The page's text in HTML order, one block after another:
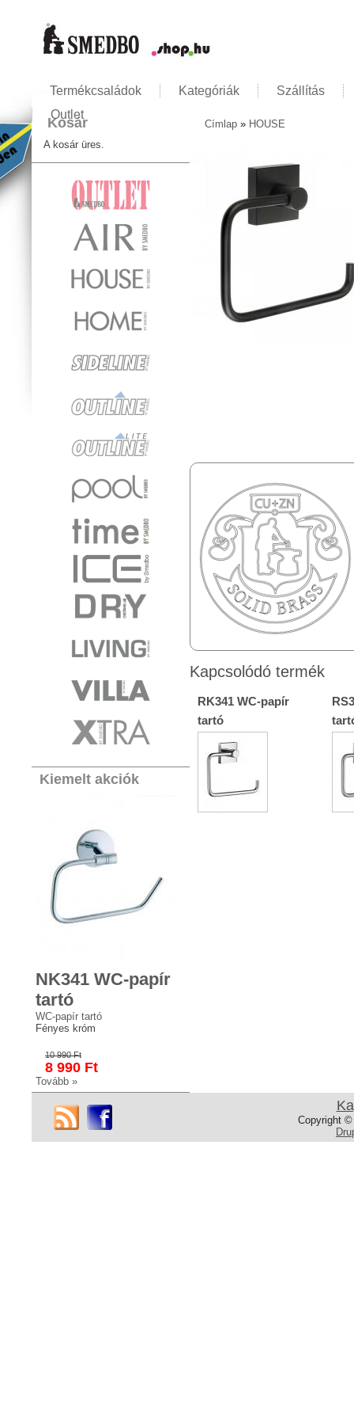
Termékcsaládok Kategóriák
Szállítás
Outlet
Kosár
A kosár üres.
Kiemelt akciók
NK341 WC-papír
tartó
WC-papír tartó
Fényes króm
10 990 Ft
8 990 Ft
Tovább »
Jelenlegi hely
Címlap » HOUSE
Kapcsolódó termék
RK341 WC-papír
tartó
Copyright ©